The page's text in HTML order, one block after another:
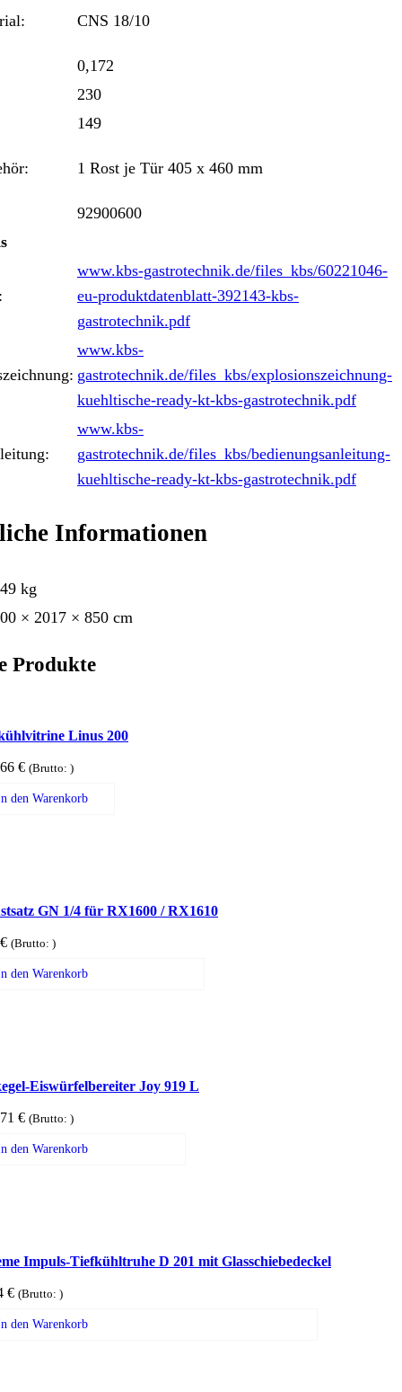
CNS 18/10
0,172
230
149
1 Rost je Tür 405 x 460 mm
92900600
www.kbs-gastrotechnik.de/files_kbs/60221046-
eu-produktdatenblatt-392143-kbs-
gastrotechnik.pdf
www.kbs-
gastrotechnik.de/files_kbs/explosionszeichnung-
kuehltische-ready-kt-kbs-gastrotechnik.pdf
www.kbs-
gastrotechnik.de/files_kbs/bedienungsanleitung-
kuehltische-ready-kt-kbs-gastrotechnik.pdf
Informationen
kg
× 2017 × 850 cm
Produkte
Linus 200
€ (Brutto: )
den Warenkorb
GN 1/4 für RX1600 / RX1610
€ (Brutto: )
den Warenkorb
Eiswürfelbereiter Joy 919 L
€ (Brutto: )
den Warenkorb
Impuls-Tiefkühltruhe D 201 mit Glasschiebedeckel
€ (Brutto: )
den Warenkorb